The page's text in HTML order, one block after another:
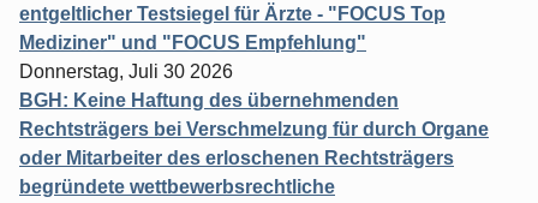
entgeltlicher Testsiegel für Ärzte - "FOCUS Top
Mediziner" und "FOCUS Empfehlung"
Donnerstag, Juli 30 2026
BGH: Keine Haftung des übernehmenden
Rechtsträgers bei Verschmelzung für durch Organe
oder Mitarbeiter des erloschenen Rechtsträgers
begründete wettbewerbsrechtliche